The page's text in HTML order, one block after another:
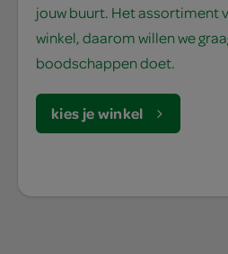
jouw buurt. Het assortiment
winkel, daarom willen we
boodschappen doet.
kies je winkel